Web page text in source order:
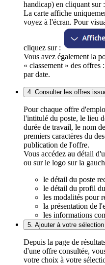
handicap) en cliquant sur :
La carte affiche
voyez à l'écran. Pour
cliquez sur :
Vous avez également la
« classement » des
par date.
4. Consulter les offres
Pour chaque offre
l'intitulé du poste, le lieu
durée de travail, le nom
premiers caractères du
publication de l'offre.
Vous accédez au détail
ou sur le logo sur la
le détail du poste
le détail du profil
les modalités pour
la présentation de
les informations
5. Ajouter à votre
Depuis la page de
d'une offre consultée,
votre choix à votre